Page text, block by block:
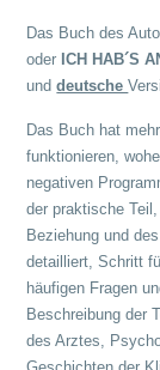
Das Buch des
oder ICH HAB´S
unddeutsche
Das Buch hat
funktionieren,
negativen
der praktische
Beziehung und
detailliert, Schritt
häufigen Fragen
Beschreibung der
des Arztes,